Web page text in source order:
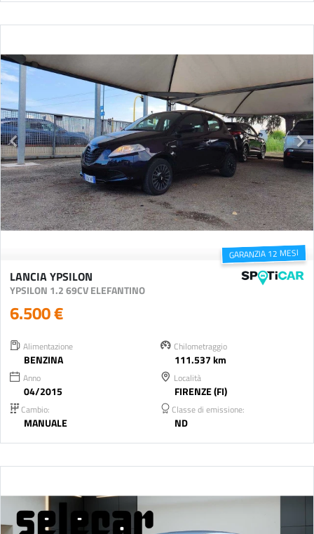
GARANZIA 12 MESI
LANCIA YPSILON
YPSILON 1.2 69CV ELEFANTINO
6.500 €
Alimentazione
BENZINA
Chilometraggio
111.537 km
Anno
04/2015
Località
FIRENZE (FI)
Cambio:
MANUALE
Classe di emissione:
ND